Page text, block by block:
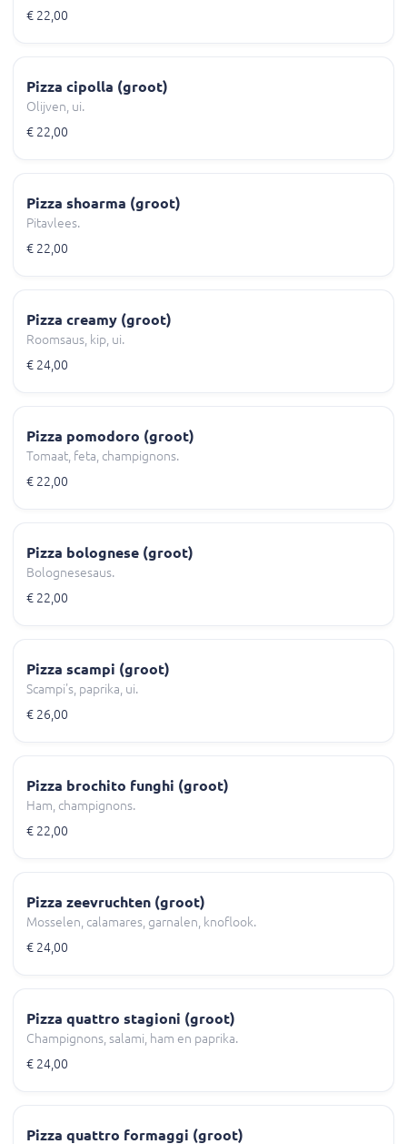
€ 22,00
Pizza cipolla (groot)
Olijven, ui.
€ 22,00
Pizza shoarma (groot)
Pitavlees.
€ 22,00
Pizza creamy (groot)
Roomsaus, kip, ui.
€ 24,00
Pizza pomodoro (groot)
Tomaat, feta, champignons.
€ 22,00
Pizza bolognese (groot)
Bolognesesaus.
€ 22,00
Pizza scampi (groot)
Scampi's, paprika, ui.
€ 26,00
Pizza brochito funghi (groot)
Ham, champignons.
€ 22,00
Pizza zeevruchten (groot)
Mosselen, calamares, garnalen, knoflook.
€ 24,00
Pizza quattro stagioni (groot)
Champignons, salami, ham en paprika.
€ 24,00
Pizza quattro formaggi (groot)